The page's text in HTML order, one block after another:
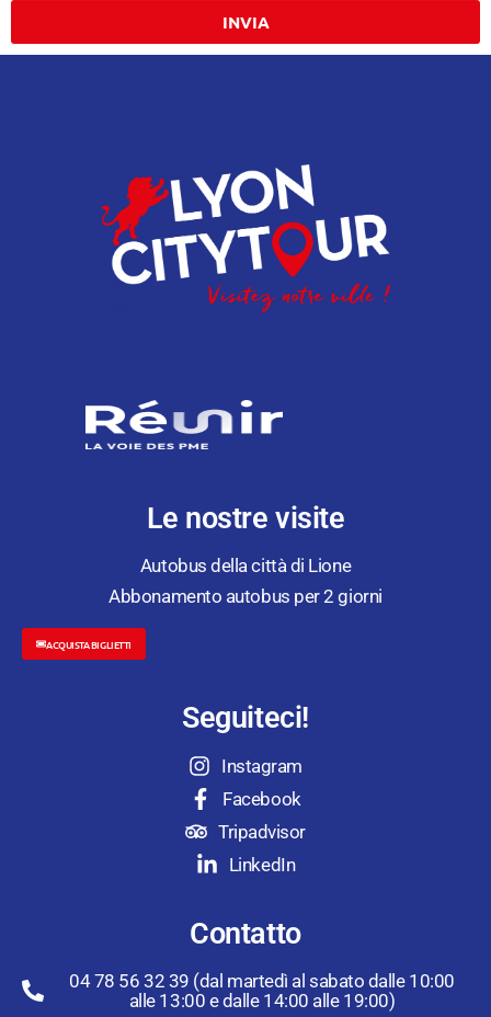
INVIA
Le nostre visite
Autobus della città di Lione
Abbonamento autobus per 2 giorni
ACQUISTA BIGLIETTI
Seguiteci!
Instagram
Facebook
Tripadvisor
LinkedIn
Contatto
04 78 56 32 39 (dal martedì al sabato dalle 10:00
alle 13:00 e dalle 14:00 alle 19:00)